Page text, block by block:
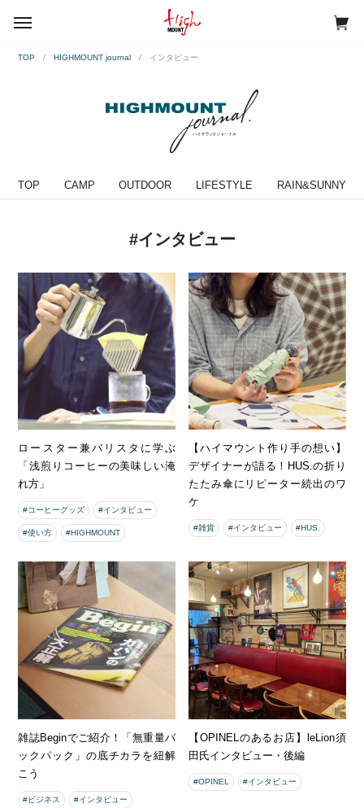
TOP HIGHMOUNT journal インタビュー
TOP CAMP OUTDOOR LIFESTYLE RAIN&SUNNY
#インタビュー
ロースター兼バリスタに学ぶ
「浅煎りコーヒーの美味しい淹
れ方」
#コーヒーグッズ #インタビュー
#使い方 #HIGHMOUNT
【ハイマウント作り手の想い】
デザイナーが語る！HUS.の折り
たたみ傘にリピーター続出のワ
ケ
#雑貨 #インタビュー #HUS.
雑誌Beginでご紹介！「無重量バ
ックパック」の底チカラを紐解
こう
#ビジネス #インタビュー
【OPINELのあるお店】leLion須
田氏インタビュー・後編
#OPINEL #インタビュー